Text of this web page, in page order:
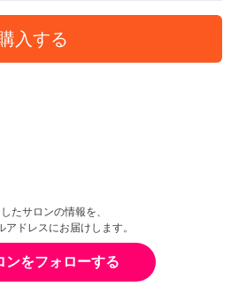
入する
たサロンの情報を、
アドレスにお届けします。
ンをフォローする